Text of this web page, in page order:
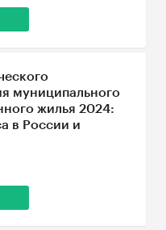
муниципального
жилья 2024:
в России и